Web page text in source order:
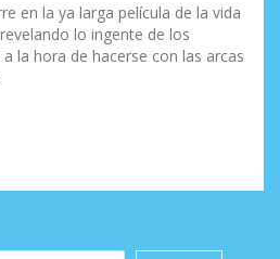
en la ya larga película de la vida
lo ingente de los
la hora de hacerse con las arcas